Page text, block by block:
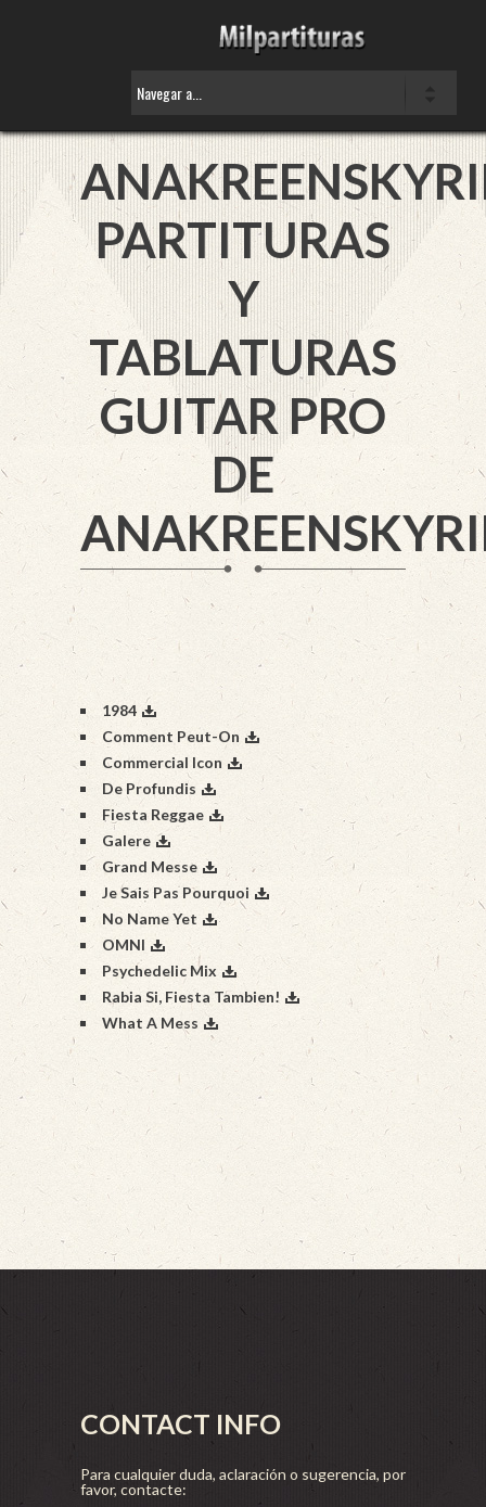
PARTITURAS
Y
TABLATURAS
GUITAR PRO
DE
1984
Comment Peut-On
Commercial Icon
De Profundis
Fiesta Reggae
Galere
Grand Messe
Je Sais Pas Pourquoi
No Name Yet
OMNI
Psychedelic Mix
Rabia Si, Fiesta Tambien!
What A Mess
CONTACT INFO
Para cualquier duda, aclaración o sugerencia, por
favor, contacte: